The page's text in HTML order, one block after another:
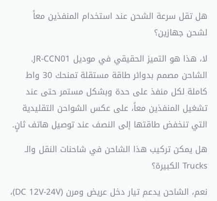
هل تقل سرعة الشحن عند استخدام المنفذين معاً
لشحن جهازين؟
لا، هذا هو التميز الحقيقي في موديل JR-CCN01.
الشاحن مصمم بدوائر طاقة مستقلة تمنحك 30 واط
كاملة لكل منفذ على حدة وبشكل مستمر حتى عند
تشغيل المنفذين معاً، على عكس الشواحن التقليدية
التي تنخفض طاقتها إلى النصف عند توصيل هاتف ثانٍ.
هل يمكن تركيب هذا الشاحن في شاحنات النقل والـ
Trucks الكبيرة؟
نعم، الشاحن يدعم تيار دخل عريض ومرن (DC 12V-24V)،